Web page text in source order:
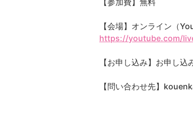
【参加費】無料
【会場】オンライン（
https://youtube.com/
【お申し込み】お申し込
【問い合わせ先】